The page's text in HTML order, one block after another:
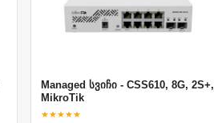
Managed სვიჩი - CSS610, 8G, 2S+,
MikroTik
★★★★★